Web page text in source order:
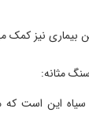
بیماری نیز کمک
این است که